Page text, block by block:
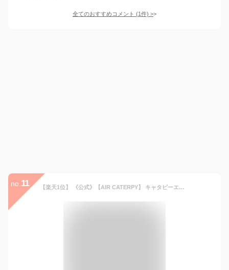
全てのおすすめコメント (1件) >
no. 11 【楽天1位】 《公式》【AIR CATERPY】 キャタピーエアー 靴ひも 結ばない 靴紐 シューレース スニーカー ほどけない ゴム 簡単 スポーツ ランニング ジョギング マラソン サッカー メンズ レディース 子供用 ファッション